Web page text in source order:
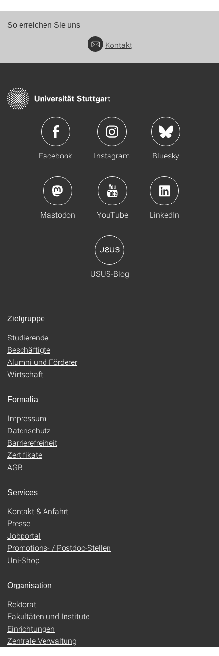
So erreichen Sie uns
Kontakt
Facebook Instagram Bluesky
Mastodon YouTube LinkedIn
USUS-Blog
Zielgruppe
Studierende
Beschäftigte
Alumni und Förderer
Wirtschaft
Formalia
Impressum
Datenschutz
Barrierefreiheit
Zertifikate
AGB
Services
Kontakt & Anfahrt
Presse
Jobportal
Promotions- / Postdoc-Stellen
Uni-Shop
Organisation
Rektorat
Fakultäten und Institute
Einrichtungen
Zentrale Verwaltung